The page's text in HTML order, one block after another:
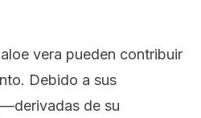
vera pueden contribuir
Debido a sus
—derivadas de su